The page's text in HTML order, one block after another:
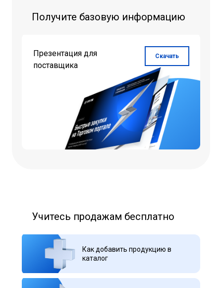
Получите базовую информацию
Скачать
Презентация для
поставщика
Как добавить дополнительного
пользователя организации?
Учитесь продажам бесплатно
Как добавить продукцию в
каталог